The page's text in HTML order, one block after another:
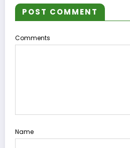
POST COMMENT
Comments
Name